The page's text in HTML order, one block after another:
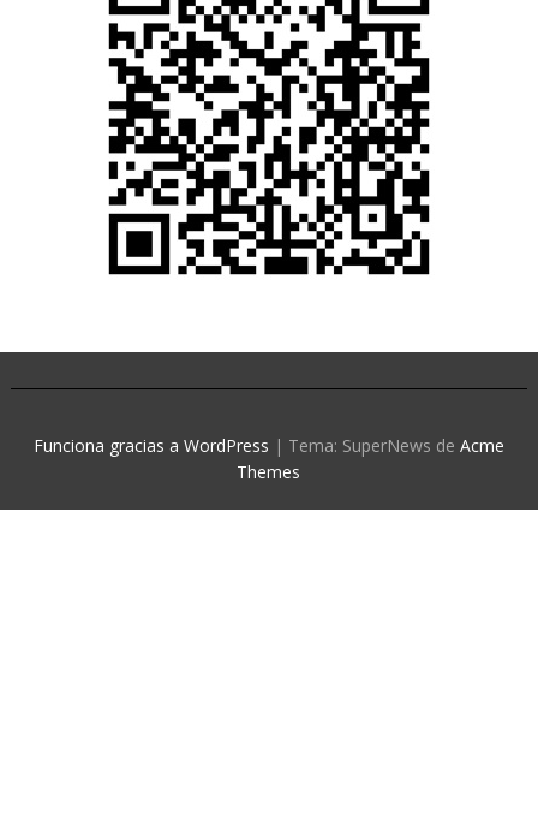
Funciona gracias a WordPress | Tema: SuperNews de Acme
Themes